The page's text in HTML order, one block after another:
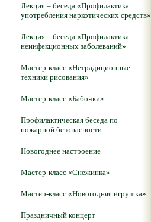
Лекция – беседа «Профилактика
употребления наркотических средств»
Лекция – беседа «Профилактика
неинфекционных заболеваний»
Мастер-класс «Нетрадиционные
техники рисования»
Мастер-класс «Бабочки»
Профилактическая беседа по
пожарной безопасности
Новогоднее настроение
Мастер-класс «Снежинка»
Мастер-класс «Новогодняя игрушка»
Праздничный концерт